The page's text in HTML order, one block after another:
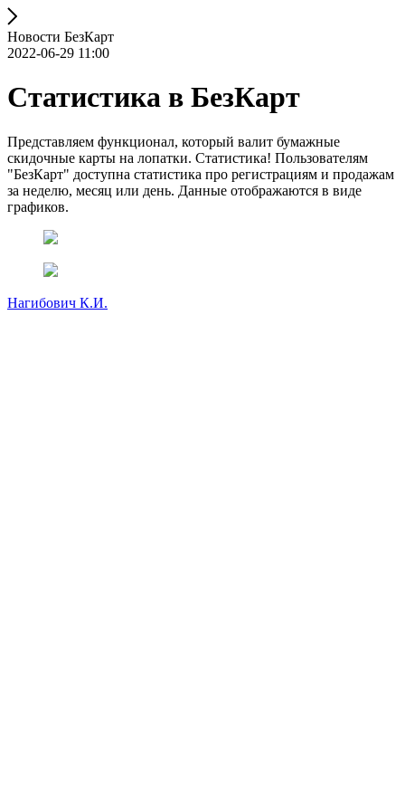
Новости БезКарт
2022-06-29 11:00
Статистика в БезКарт
Представляем функционал, который валит бумажные
скидочные карты на лопатки. Статистика! Пользователям
"БезКарт" доступна статистика про регистрациям и продажам
за неделю, месяц или день. Данные отображаются в виде
графиков.
Нагибович К.И.